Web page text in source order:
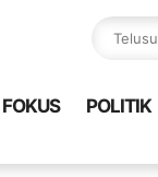
FOKUS POLITIK